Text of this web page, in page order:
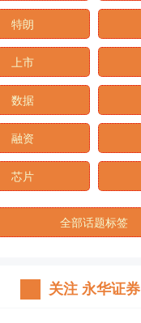
特朗
上市
数据
融资
芯片
全部话题标签
关注 永华证券